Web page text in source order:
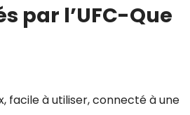
par l’UFC-Que
facile à utiliser, connecté à une